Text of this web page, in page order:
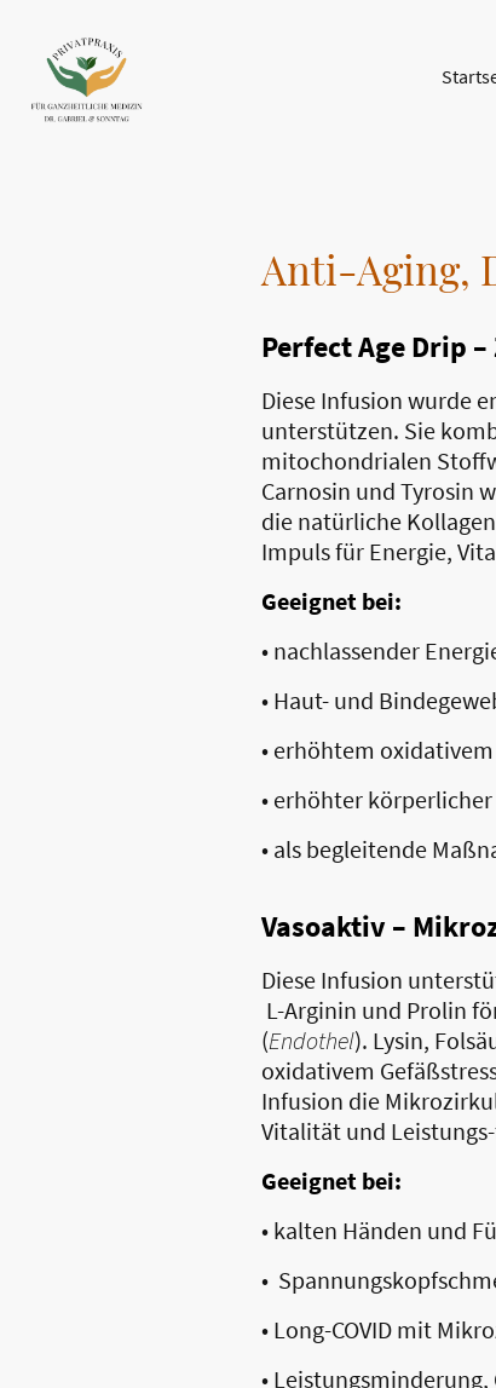
Anti-Aging,
Perfect Age Drip
Diese Infusion wurde
unterstützen. Sie
mitochondrialen
Carnosin und Tyrosin
die natürliche
Impuls für Energie,
Geeignet bei:
• nachlassender
• Haut- und
• erhöhtem
• erhöhter
• als begleitende
Vasoaktiv –
Diese Infusion
L-Arginin und Prolin
(Endothel). Lysin,
oxidativem
Infusion die
Vitalität und
Geeignet bei:
• kalten Händen und
•
• Long-COVID mit
•